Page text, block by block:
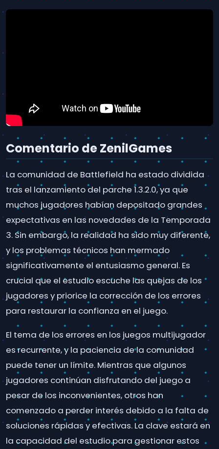
Comentario de ZenilGames
La comunidad de Battlefield ha estado dividida
tras el lanzamiento del parche 1.3.2.0, ya que
muchos jugadores habían depositado grandes
expectativas en las novedades de la Temporada
3. Sin embargo, la realidad ha sido muy diferente,
y los problemas técnicos han mermado
significativamente el entusiasmo general. Es
crucial que el estudio escuche las quejas de los
jugadores y priorice la corrección de los errores
para restaurar la confianza en el juego.
El tema de los errores en los juegos multijugador
es recurrente, y la paciencia de la comunidad
puede tener un límite. Mientras que algunos
jugadores continúan disfrutando del juego a
pesar de los inconvenientes, otros han
comenzado a perder interés debido a la falta de
soluciones rápidas y efectivas. La clave estará en
la capacidad del estudio para gestionar estos